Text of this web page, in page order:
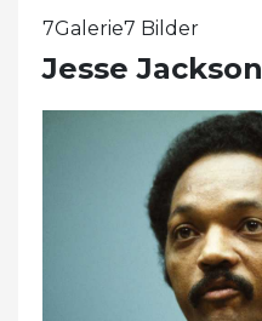
7Galerie7 Bilder
Jesse Jackson